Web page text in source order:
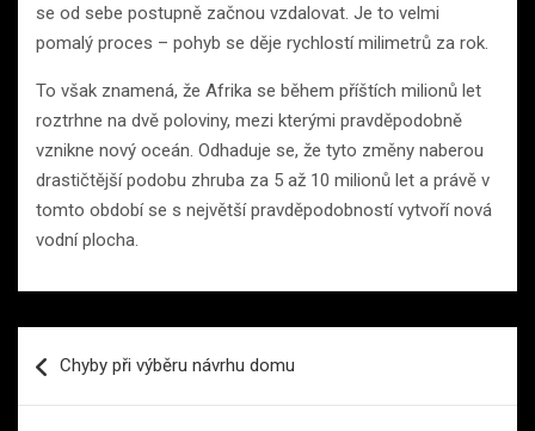
se od sebe postupně začnou vzdalovat. Je to velmi
pomalý proces – pohyb se děje rychlostí milimetrů za rok.
To však znamená, že Afrika se během příštích milionů let
roztrhne na dvě poloviny, mezi kterými pravděpodobně
vznikne nový oceán. Odhaduje se, že tyto změny naberou
drastičtější podobu zhruba za 5 až 10 milionů let a právě v
tomto období se s největší pravděpodobností vytvoří nová
vodní plocha.
proChyby při výběru návrhu domu